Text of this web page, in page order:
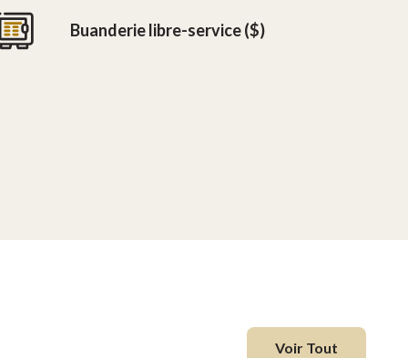
Buanderie libre-service ($)
Voir Tout